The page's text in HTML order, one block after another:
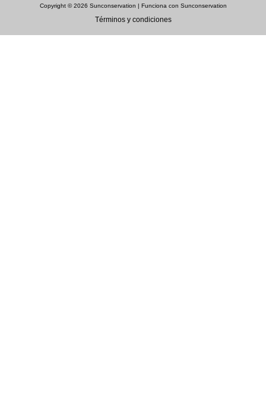
Copyright © 2026 Sunconservation | Funciona con Sunconservation
Términos y condiciones